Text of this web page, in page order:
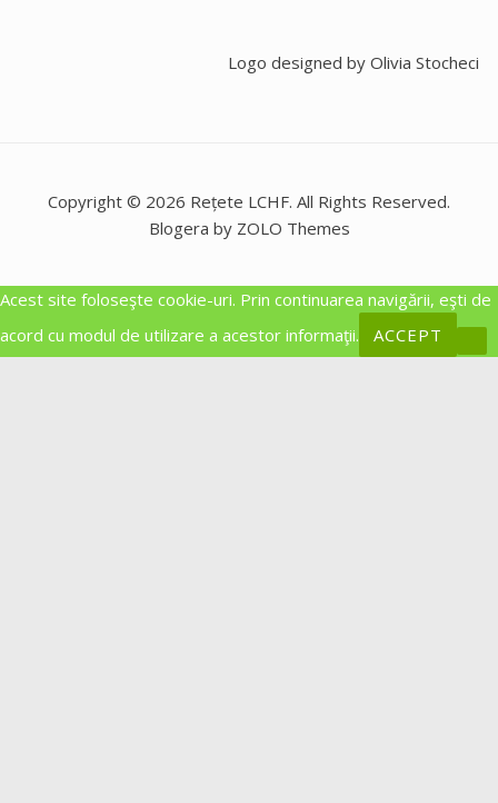
Logo designed by Olivia Stocheci
Copyright © 2026 Rețete LCHF. All Rights Reserved.
Blogera by ZOLO Themes
Acest site foloseşte cookie-uri. Prin continuarea navigării, eşti de
acord cu modul de utilizare a acestor informaţii.
ACCEPT